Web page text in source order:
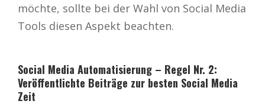
möchte, sollte bei der Wahl von Social Media
Tools diesen Aspekt beachten.
Social Media Automatisierung – Regel Nr. 2:
Veröffentlichte Beiträge zur besten Social Media
Zeit